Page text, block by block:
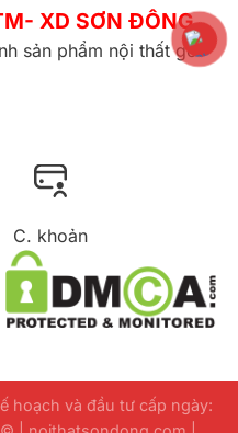
XD SƠN ĐÔNG
sản phẩm nội thất gỗ
C. khoản
hoạch và đầu tư cấp ngày: